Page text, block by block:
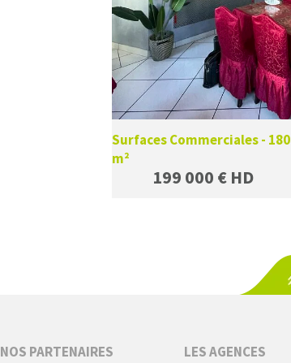
Surfaces Commerciales - 180
m²
199 000 € HD
NOS PARTENAIRES LES AGENCES